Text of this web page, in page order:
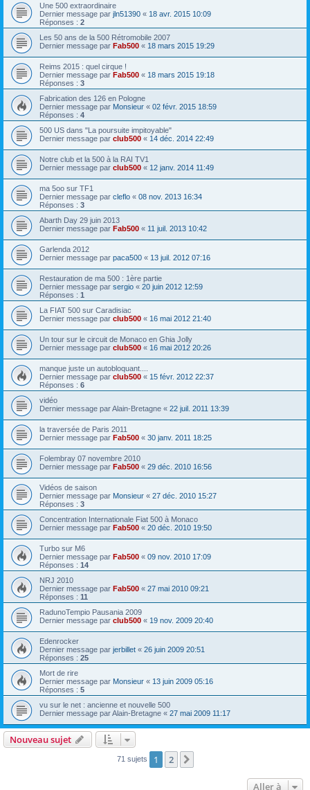
Une 500 extraordinaire
Dernier message par jln51390 « 18 avr. 2015 10:09
Réponses : 2
Les 50 ans de la 500 Rétromobile 2007
Dernier message par Fab500 « 18 mars 2015 19:29
Reims 2015 : quel cirque !
Dernier message par Fab500 « 18 mars 2015 19:18
Réponses : 3
Fabrication des 126 en Pologne
Dernier message par Monsieur « 02 févr. 2015 18:59
Réponses : 4
500 US dans "La poursuite impitoyable"
Dernier message par club500 « 14 déc. 2014 22:49
Notre club et la 500 à la RAI TV1
Dernier message par club500 « 12 janv. 2014 11:49
ma 5oo sur TF1
Dernier message par cleflo « 08 nov. 2013 16:34
Réponses : 3
Abarth Day 29 juin 2013
Dernier message par Fab500 « 11 juil. 2013 10:42
Garlenda 2012
Dernier message par paca500 « 13 juil. 2012 07:16
Restauration de ma 500 : 1ère partie
Dernier message par sergio « 20 juin 2012 12:59
Réponses : 1
La FIAT 500 sur Caradisiac
Dernier message par club500 « 16 mai 2012 21:40
Un tour sur le circuit de Monaco en Ghia Jolly
Dernier message par club500 « 16 mai 2012 20:26
manque juste un autobloquant....
Dernier message par club500 « 15 févr. 2012 22:37
Réponses : 6
vidéo
Dernier message parAlain-Bretagne « 22 juil. 2011 13:39
la traversée de Paris 2011
Dernier message par Fab500 « 30 janv. 2011 18:25
Folembray 07 novembre 2010
Dernier message par Fab500 « 29 déc. 2010 16:56
Vidéos de saison
Dernier message par Monsieur « 27 déc. 2010 15:27
Réponses : 3
Concentration Internationale Fiat 500 à Monaco
Dernier message par Fab500 « 20 déc. 2010 19:50
Turbo sur M6
Dernier message par Fab500 « 09 nov. 2010 17:09
Réponses : 14
NRJ 2010
Dernier message par Fab500 « 27 mai 2010 09:21
Réponses : 11
RadunoTempio Pausania 2009
Dernier message par club500 « 19 nov. 2009 20:40
Edenrocker
Dernier message par jerbillet « 26 juin 2009 20:51
Réponses : 25
Mort de rire
Dernier message par Monsieur « 13 juin 2009 05:16
Réponses : 5
vu sur le net : ancienne et nouvelle 500
Dernier message parAlain-Bretagne « 27 mai 2009 11:17
Nouveau sujet
71 sujets 1 2
Aller à